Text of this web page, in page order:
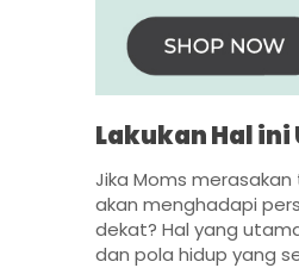
Lakukan Hal
Jika Moms
akan menghadapi
dekat? Hal yang
dan pola hidup yang